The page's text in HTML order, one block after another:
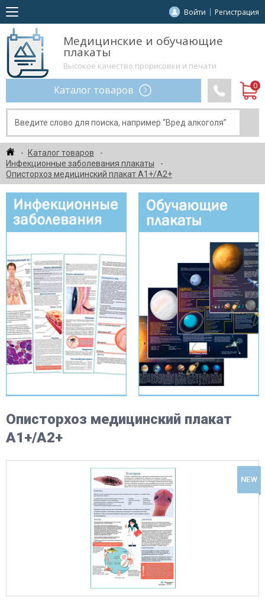
Войти Регистрация
Медицинские и обучающие
плакаты
Высокое качество прорисовки и печати
Каталог товаров
Каталог товаров
Инфекционные заболевания плакаты
Описторхоз медицинский плакат А1+/A2+
Описторхоз медицинский плакат
А1+/A2+
NEW